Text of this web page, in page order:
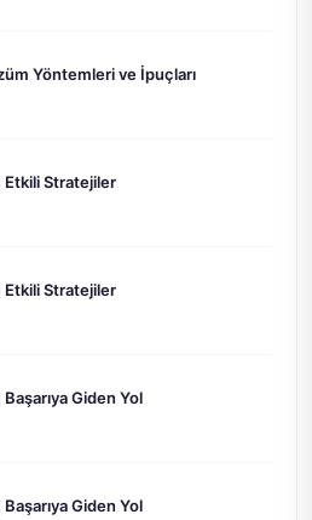
Yöntemleri ve İpuçları
Etkili Stratejiler
Etkili Stratejiler
Giden Yol
Giden Yol